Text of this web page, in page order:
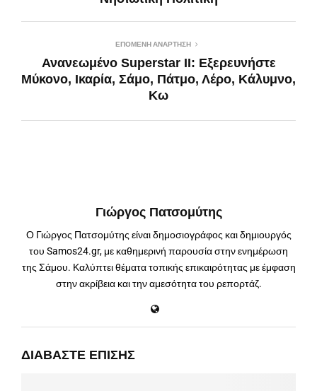
ΕΠΌΜΕΝΗ ΑΝΆΡΤΗΣΗ
Ανανεωμένο Superstar II: Εξερευνήστε
Μύκονο, Ικαρία, Σάμο, Πάτμο, Λέρο, Κάλυμνο,
Κω
Γιώργος Πατσομύτης
Ο Γιώργος Πατσομύτης είναι δημοσιογράφος και δημιουργός
του Samos24.gr, με καθημερινή παρουσία στην ενημέρωση
της Σάμου. Καλύπτει θέματα τοπικής επικαιρότητας με έμφαση
στην ακρίβεια και την αμεσότητα του ρεπορτάζ.
ΔΙΑΒΆΣΤΕ ΕΠΊΣΗΣ